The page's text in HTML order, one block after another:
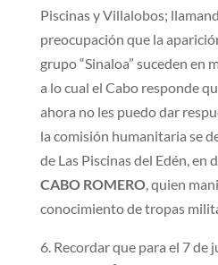
Piscinas y Villalobos;
preocupación que la
grupo “Sinaloa” suceden en
a lo cual el Cabo responde
ahora no les puedo dar
la comisión humanitaria se
de Las Piscinas del Edén, en
CABO ROMERO, quien
conocimiento de tropas
6. Recordar que para el 7 de